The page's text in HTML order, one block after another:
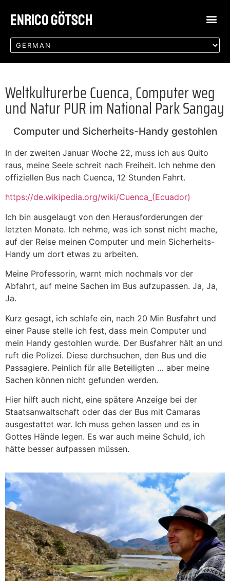
Enrico Götsch
Weltkulturerbe Cuenca, Computer weg
und Natur PUR im National Park Sangay
Computer und Sicherheits-Handy gestohlen
In der zweiten Januar Woche 22, muss ich aus Quito
raus, meine Seele schreit nach Freiheit. Ich nehme den
offiziellen Bus nach Cuenca, 12 Stunden Fahrt.
https://de.wikipedia.org/wiki/Cuenca_(Ecuador)
Ich bin ausgelaugt von den Herausforderungen der
letzten Monate. Ich nehme, was ich sonst nicht mache,
auf der Reise meinen Computer und mein Sicherheits-
Handy um dort etwas zu arbeiten.
Meine Professorin, warnt mich nochmals vor der
Abfahrt, auf meine Sachen im Bus aufzupassen. Ja, Ja,
Ja.
Kurz gesagt, ich schlafe ein, nach 20 Min Busfahrt und
einer Pause stelle ich fest, dass mein Computer und
mein Handy gestohlen wurde. Der Busfahrer hält an und
ruft die Polizei. Diese durchsuchen, den Bus und die
Passagiere. Peinlich für alle Beteiligten … aber meine
Sachen können nicht gefunden werden.
Hier hilft auch nicht, eine spätere Anzeige bei der
Staatsanwaltschaft oder das der Bus mit Camaras
ausgestattet war. Ich muss gehen lassen und es in
Gottes Hände legen. Es war auch meine Schuld, ich
hätte besser aufpassen müssen.